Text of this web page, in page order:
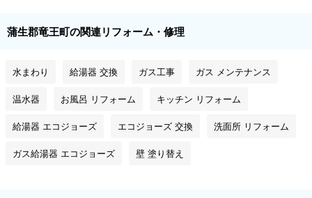
蒲生郡竜王町の関連リフォーム・修理
水まわり 給湯器 交換 ガス工事 ガス メンテナンス
温水器 お風呂 リフォーム キッチン リフォーム
給湯器 エコジョーズ エコジョーズ 交換 洗面所 リフォーム
ガス給湯器 エコジョーズ 壁 塗り替え